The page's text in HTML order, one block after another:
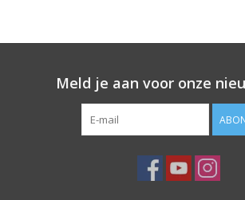
Meld je aan voor onze